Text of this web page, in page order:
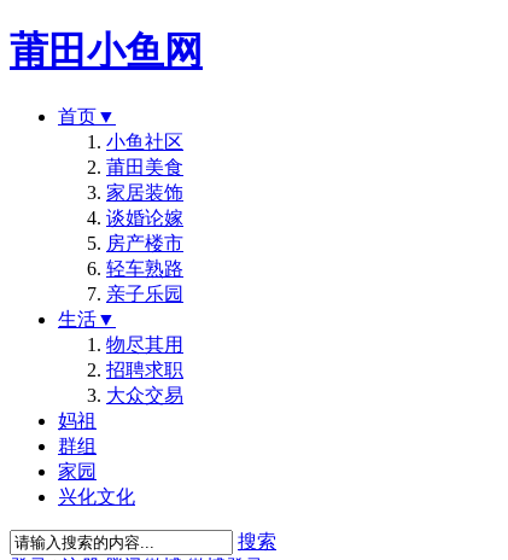
莆田小鱼网
首页▼
小鱼社区
莆田美食
家居装饰
谈婚论嫁
房产楼市
轻车熟路
亲子乐园
生活▼
物尽其用
招聘求职
大众交易
妈祖
群组
家园
兴化文化
搜索